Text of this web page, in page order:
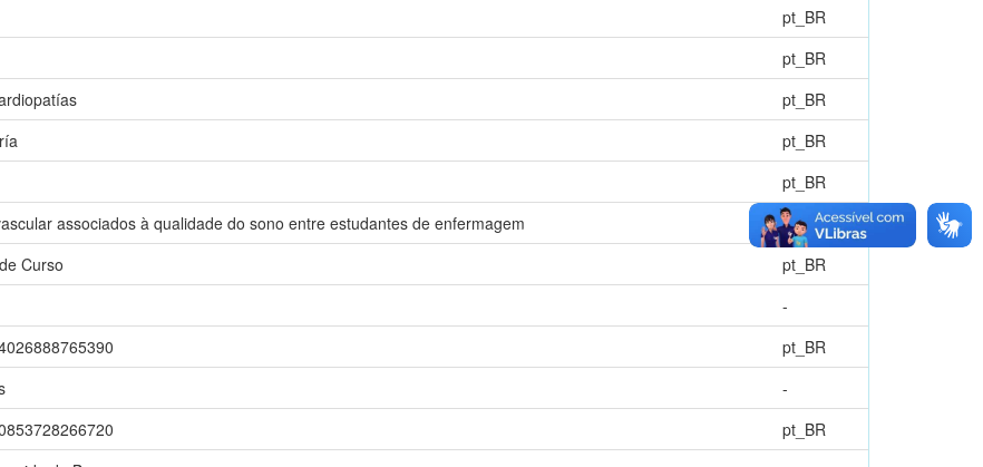
pt_BR
pt_BR
pt_BR
pt_BR
pt_BR
associados à qualidade do sono entre estudantes de enfermagem
pt_BR
Curso
pt_BR
-
pt_BR
-
pt_BR